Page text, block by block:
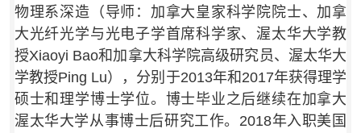
物理系深造（导师：加拿大皇家科学院院士、加拿
大光纤光学与光电子学首席科学家、渥太华大学教
授Xiaoyi Bao和加拿大科学院高级研究员、渥太华大
学教授Ping Lu），分别于2013年和2017年获得理学
硕士和理学博士学位。博士毕业之后继续在加拿大
渥太华大学从事博士后研究工作。2018年入职美国